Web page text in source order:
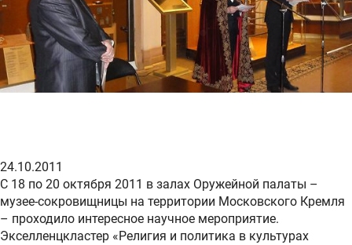
24.10.2011
С 18 по 20 октября 2011 в залах Оружейной палаты –
музее-сокровищницы на территории Московского Кремля
– проходило интересное научное мероприятие.
Экселленцкластер «Религия и политика в культурах